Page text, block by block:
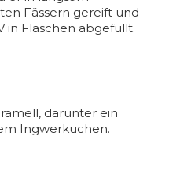
Fässern gereift und
in Flaschen abgefüllt.
darunter ein
Ingwerkuchen.